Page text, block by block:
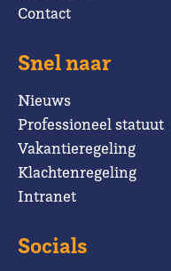
Contact
Snel naar
Nieuws
Professioneel statuut
Vakantieregeling
Klachtenregeling
Intranet
Socials